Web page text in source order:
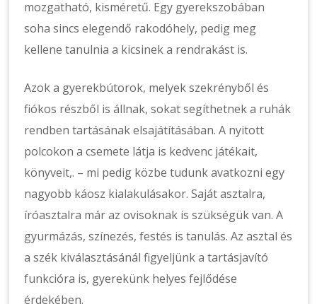
mozgatható, kisméretű. Egy gyerekszobában
soha sincs elegendő rakodóhely, pedig meg
kellene tanulnia a kicsinek a rendrakást is.
Azok a gyerekbútorok, melyek szekrényből és
fiókos részből is állnak, sokat segíthetnek a ruhák
rendben tartásának elsajátításában. A nyitott
polcokon a csemete látja is kedvenc játékait,
könyveit,. – mi pedig közbe tudunk avatkozni egy
nagyobb káosz kialakulásakor. Saját asztalra,
íróasztalra már az ovisoknak is szükségük van. A
gyurmázás, színezés, festés is tanulás. Az asztal és
a szék kiválasztásánál figyeljünk a tartásjavító
funkcióra is, gyerekünk helyes fejlődése
érdekében.